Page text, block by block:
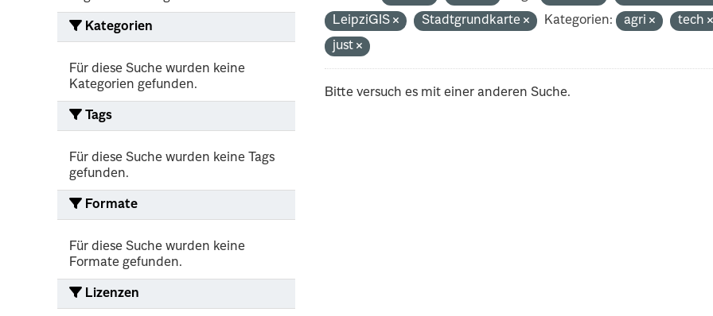
Kategorien
Für diese Suche wurden keine
Kategorien gefunden.
Tags
Für diese Suche wurden keine Tags
gefunden.
Formate
Für diese Suche wurden keine
Formate gefunden.
Lizenzen
LeipziGIS
Stadtgrundkarte Kategorien: agri
tech
just
Bitte versuch es mit einer anderen Suche.